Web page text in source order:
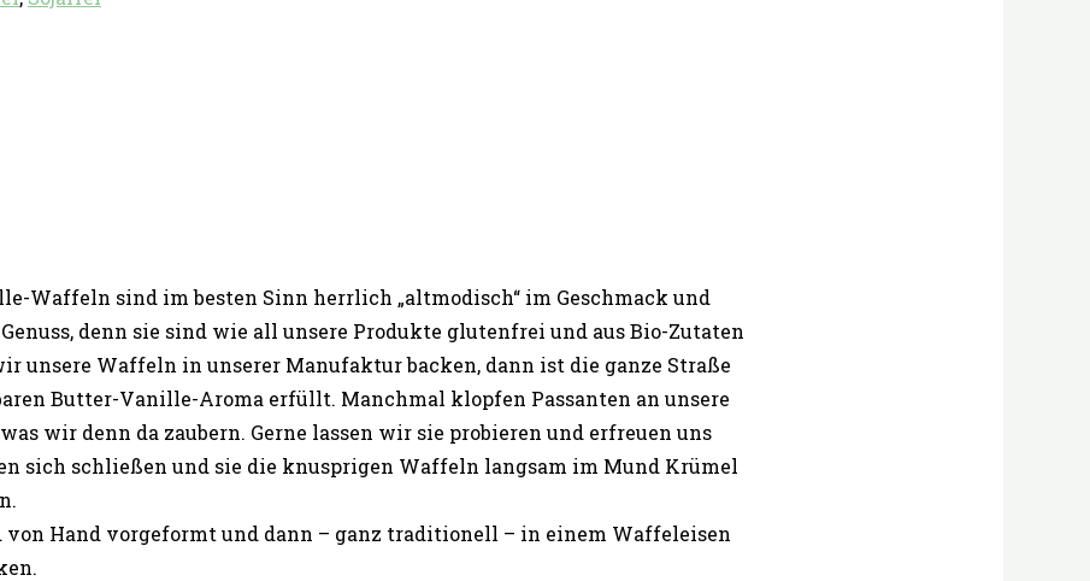
Waffeln sind im besten Sinn herrlich „altmodisch“ im Geschmack und
denn sie sind wie all unsere Produkte glutenfrei und aus Bio-Zutaten
unsere Waffeln in unserer Manufaktur backen, dann ist die ganze Straße
Butter-Vanille-Aroma erfüllt. Manchmal klopfen Passanten an unsere
wir denn da zaubern. Gerne lassen wir sie probieren und erfreuen uns
sich schließen und sie die knusprigen Waffeln langsam im Mund Krümel
Hand vorgeformt und dann – ganz traditionell – in einem Waffeleisen